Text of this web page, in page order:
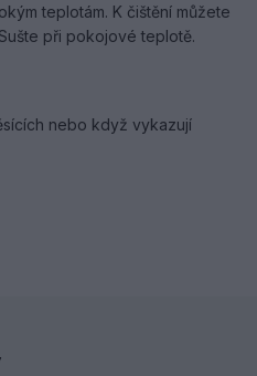
teplotám. K čištění můžete
při pokojové teplotě.
nebo když vykazují